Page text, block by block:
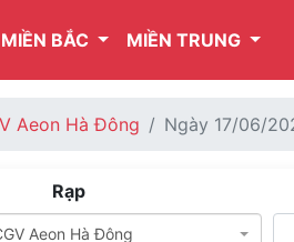
MIỀN BẮC MIỀN TRUNG
Aeon Hà Đông Ngày 17/06/
Rạp
Aeon Hà Đông